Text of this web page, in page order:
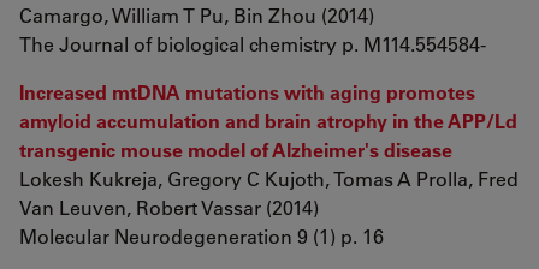
Camargo, William T Pu, Bin Zhou (2014)
The Journal of biological chemistry p. M114.554584-
Increased mtDNA mutations with aging promotes
amyloid accumulation and brain atrophy in the APP/Ld
transgenic mouse model of Alzheimer's disease
Lokesh Kukreja, Gregory C Kujoth, Tomas A Prolla, Fred
Van Leuven, Robert Vassar (2014)
Molecular Neurodegeneration 9 (1) p. 16